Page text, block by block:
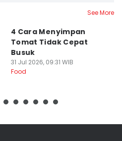
See More
4 Cara Menyimpan
Tomat Tidak Cepat
Busuk
31 Jul 2026, 09:31 WIB
Food